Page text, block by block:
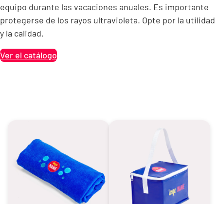
equipo durante las vacaciones anuales. Es importante
protegerse de los rayos ultravioleta. Opte por la utilidad
y la calidad.
Ver el catálogo